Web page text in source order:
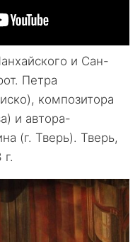
и Сан-
Петра
композитора
и автора-
(г. Тверь). Тверь,